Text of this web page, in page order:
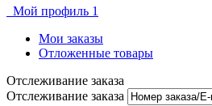
Мой профиль 1
Мои заказы
Отложенные товары
Отслеживание заказа
Отслеживание заказа